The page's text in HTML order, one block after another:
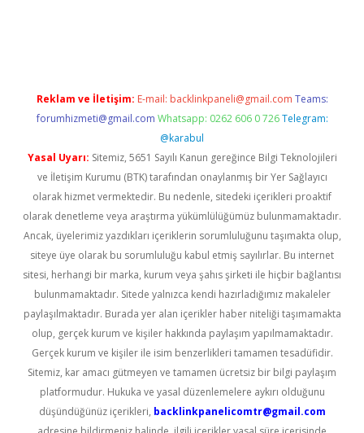
Reklam ve İletişim: E-mail: backlinkpaneli@gmail.com Teams:
forumhizmeti@gmail.com Whatsapp: 0262 606 0 726 Telegram:
@karabul
Yasal Uyarı: Sitemiz, 5651 Sayılı Kanun gereğince Bilgi Teknolojileri
ve İletişim Kurumu (BTK) tarafından onaylanmış bir Yer Sağlayıcı
olarak hizmet vermektedir. Bu nedenle, sitedeki içerikleri proaktif
olarak denetleme veya araştırma yükümlülüğümüz bulunmamaktadır.
Ancak, üyelerimiz yazdıkları içeriklerin sorumluluğunu taşımakta olup,
siteye üye olarak bu sorumluluğu kabul etmiş sayılırlar. Bu internet
sitesi, herhangi bir marka, kurum veya şahıs şirketi ile hiçbir bağlantısı
bulunmamaktadır. Sitede yalnızca kendi hazırladığımız makaleler
paylaşılmaktadır. Burada yer alan içerikler haber niteliği taşımamakta
olup, gerçek kurum ve kişiler hakkında paylaşım yapılmamaktadır.
Gerçek kurum ve kişiler ile isim benzerlikleri tamamen tesadüfidir.
Sitemiz, kar amacı gütmeyen ve tamamen ücretsiz bir bilgi paylaşım
platformudur. Hukuka ve yasal düzenlemelere aykırı olduğunu
düşündüğünüz içerikleri, backlinkpanelicomtr@gmail.com